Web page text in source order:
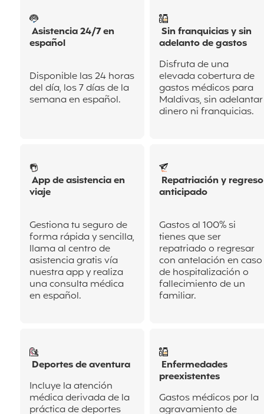
Asistencia 24/7 en
español
Disponible las 24 horas
del día, los 7 días de la
semana en español.
Sin franquicias y sin
adelanto de gastos
Disfruta de una
elevada cobertura de
gastos médicos para
Maldivas, sin adelantar
dinero ni franquicias.
App de asistencia en
viaje
Gestiona tu seguro de
forma rápida y sencilla,
llama al centro de
asistencia gratis vía
nuestra app y realiza
una consulta médica
en español.
Repatriación y regreso
anticipado
Gastos al 100% si
tienes que ser
repatriado o regresar
con antelación en caso
de hospitalización o
fallecimiento de un
familiar.
Deportes de aventura
Incluye la atención
médica derivada de la
práctica de deportes
Enfermedades
preexistentes
Gastos médicos por la
agravamiento de